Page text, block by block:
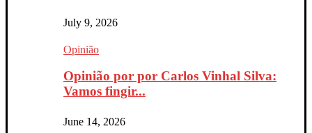
July 9, 2026
Opinião
Opinião por por Carlos Vinhal Silva:
Vamos fingir...
June 14, 2026